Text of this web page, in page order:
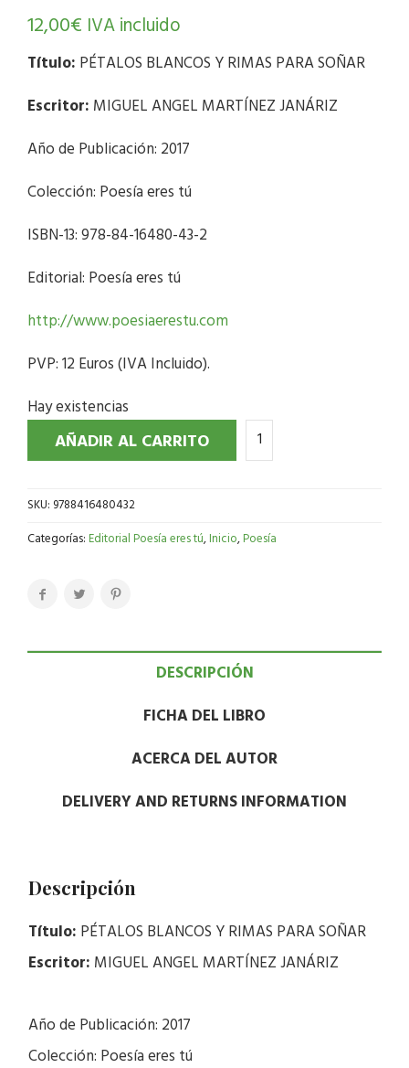
12,00€ IVA incluido
Título: PÉTALOS BLANCOS Y RIMAS PARA SOÑAR
Escritor: MIGUEL ANGEL MARTÍNEZ JANÁRIZ
Año de Publicación: 2017
Colección: Poesía eres tú
ISBN-13: 978-84-16480-43-2
Editorial: Poesía eres tú
http://www.poesiaerestu.com
PVP: 12 Euros (IVA Incluido).
Hay existencias
AÑADIR AL CARRITO
SKU: 9788416480432
Categorías:Editorial Poesía eres tú,Inicio,Poesía
DESCRIPCIÓN
FICHA DEL LIBRO
ACERCA DEL AUTOR
DELIVERY AND RETURNS INFORMATION
Descripción
Título: PÉTALOS BLANCOS Y RIMAS PARA SOÑAR
Escritor: MIGUEL ANGEL MARTÍNEZ JANÁRIZ
Año de Publicación: 2017
Colección: Poesía eres tú